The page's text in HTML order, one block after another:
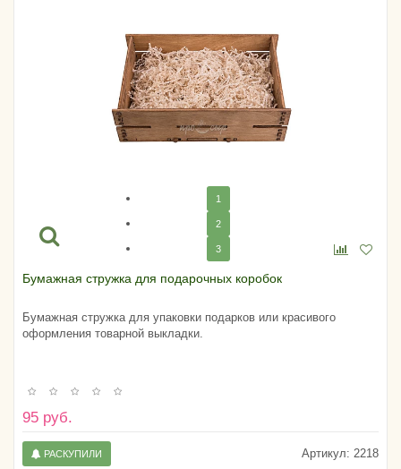
1
2
3
Бумажная стружка для подарочных коробок
Бумажная стружка для упаковки подарков или красивого
оформления товарной выкладки.
95 руб.
Артикул: 2218
РАСКУПИЛИ